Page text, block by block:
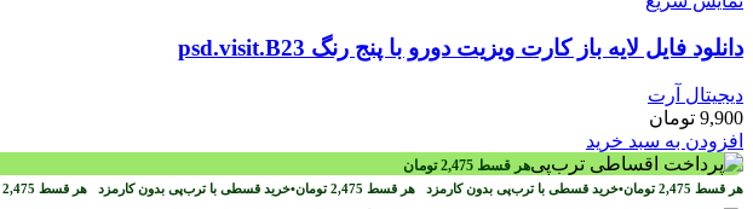
دانلود فایل لايه باز کارت ويزيت دورو با پنج رنگ psd.visit.B23
دیجیتال آرت
9,900 تومان
افزودن به سبد خرید
هر قسط 2,475 تومان
هر قسط 2,475 تومان•خرید قسطی با ترب‌پی بدون کارمزد هر قسط 2,475 تومان•خرید قسطی با ترب‌پی بدون کارمزد هر قسط 2,475